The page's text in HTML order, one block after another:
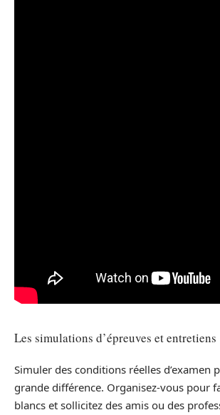
Les simulations d’épreuves et entretiens
Simuler des conditions réelles d’examen
grande différence. Organisez-vous pour
blancs et sollicitez des amis ou des